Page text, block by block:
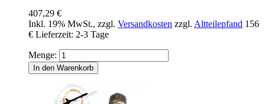
407,29 €
Inkl. 19% MwSt., zzgl. Versandkosten zzgl. Altteilepfand 156
€ Lieferzeit: 2-3 Tage
Menge:
In den Warenkorb